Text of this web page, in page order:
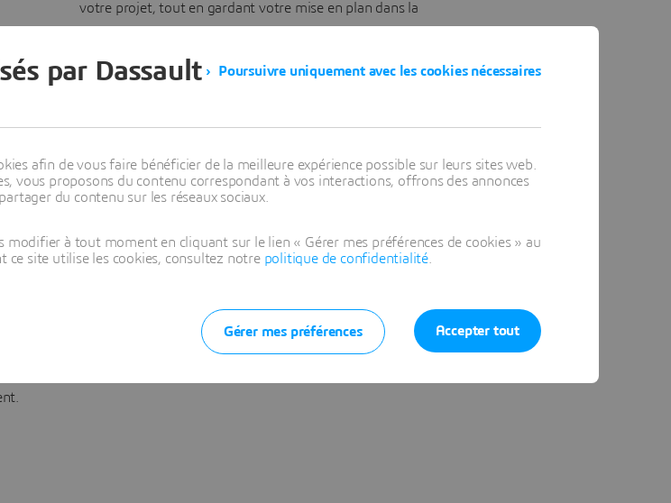
votre projet, tout en gardant votre mise en plan dans la
vue.
Poursuivre uniquement avec les cookies nécessaires
par Dassault
afin de vous faire bénéficier de la meilleure expérience possible sur leurs sites web.
vous proposons du contenu correspondant à vos interactions, offrons des annonces
du contenu sur les réseaux sociaux.
à tout moment en cliquant sur le lien « Gérer mes préférences de cookies » au
ce site utilise les cookies, consultez notre politique de confidentialité
Accepter tout
Gérer mes préférences